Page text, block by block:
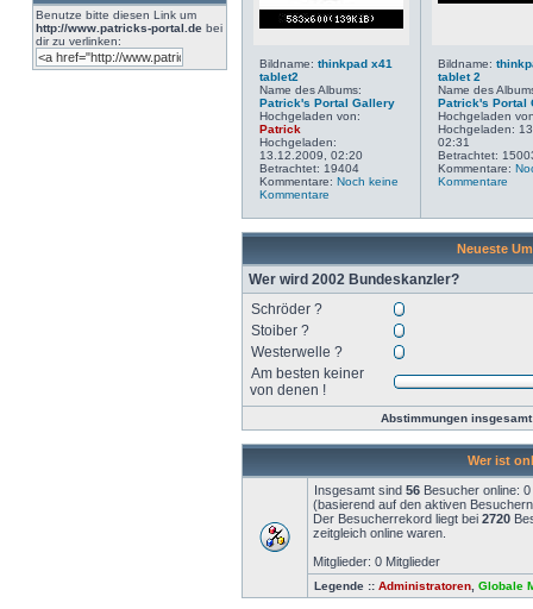
Benutze bitte diesen Link um
http://www.patricks-portal.de bei
dir zu verlinken:
Bildname: thinkpad x41
tablet2
Name des Albums:
Patrick's Portal Gallery
Hochgeladen von:
Patrick
Hochgeladen:
13.12.2009, 02:20
Betrachtet: 19404
Kommentare: Noch keine
Kommentare
Bildname:
tablet 2
Name des
Patrick's Portal
Hochgeladen
Hochgeladen:
02:31
Betrachtet:
Kommentare:
Kommentare
Neueste
Wer wird 2002 Bundeskanzler?
Schröder ?
Stoiber ?
Westerwelle ?
Am besten keiner
von denen !
Abstimmungen
Wer ist
Insgesamt sind 56 Besucher online:
(basierend auf den aktiven
Der Besucherrekord liegt bei 2720
zeitgleich online waren.
Mitglieder: 0 Mitglieder
Legende :: Administratoren Globale